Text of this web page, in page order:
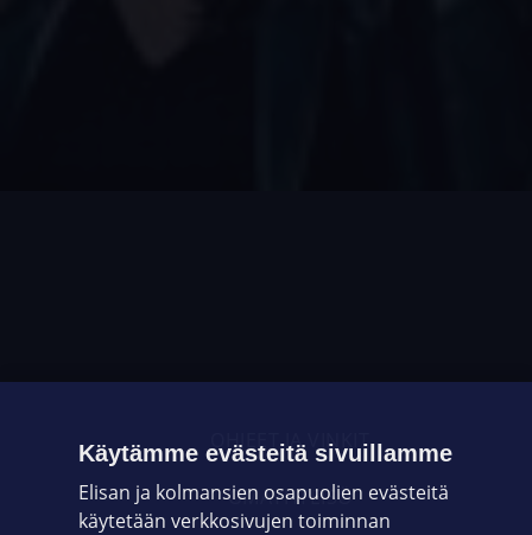
OHJEET JA VINKIT
OMAYHTEISÖ
Käytämme evästeitä sivuillamme
Elisan ja kolmansien osapuolien evästeitä
käytetään verkkosivujen toiminnan